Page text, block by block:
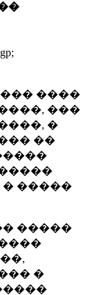
����
���
�
��
�����
�����
�